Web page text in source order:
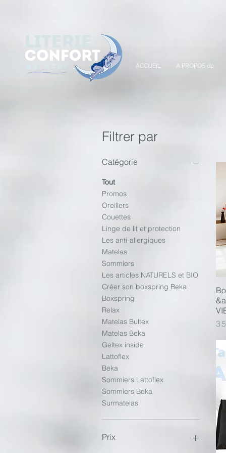
ACCUEIL A PROPOS de
Filtrer par
Catégorie
Tout
Promos
Oreillers
Couettes
Linge de lit et protection
Les anti-allergiques
Matelas
Sommiers
Les articles NATURELS et BIO
Créer son boxspring Beka
Boxspring
Relax
Matelas Bultex
Matelas Beka
Geltex inside
Lattoflex
Beka
Sommiers Lattoflex
Sommiers Beka
Surmatelas
Prix
3